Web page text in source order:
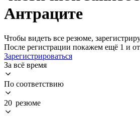
Антраците
Чтобы видеть все резюме,
После регистрации покажем ещё 1 и
Зарегистрироваться
За всё время
По соответствию
20 резюме